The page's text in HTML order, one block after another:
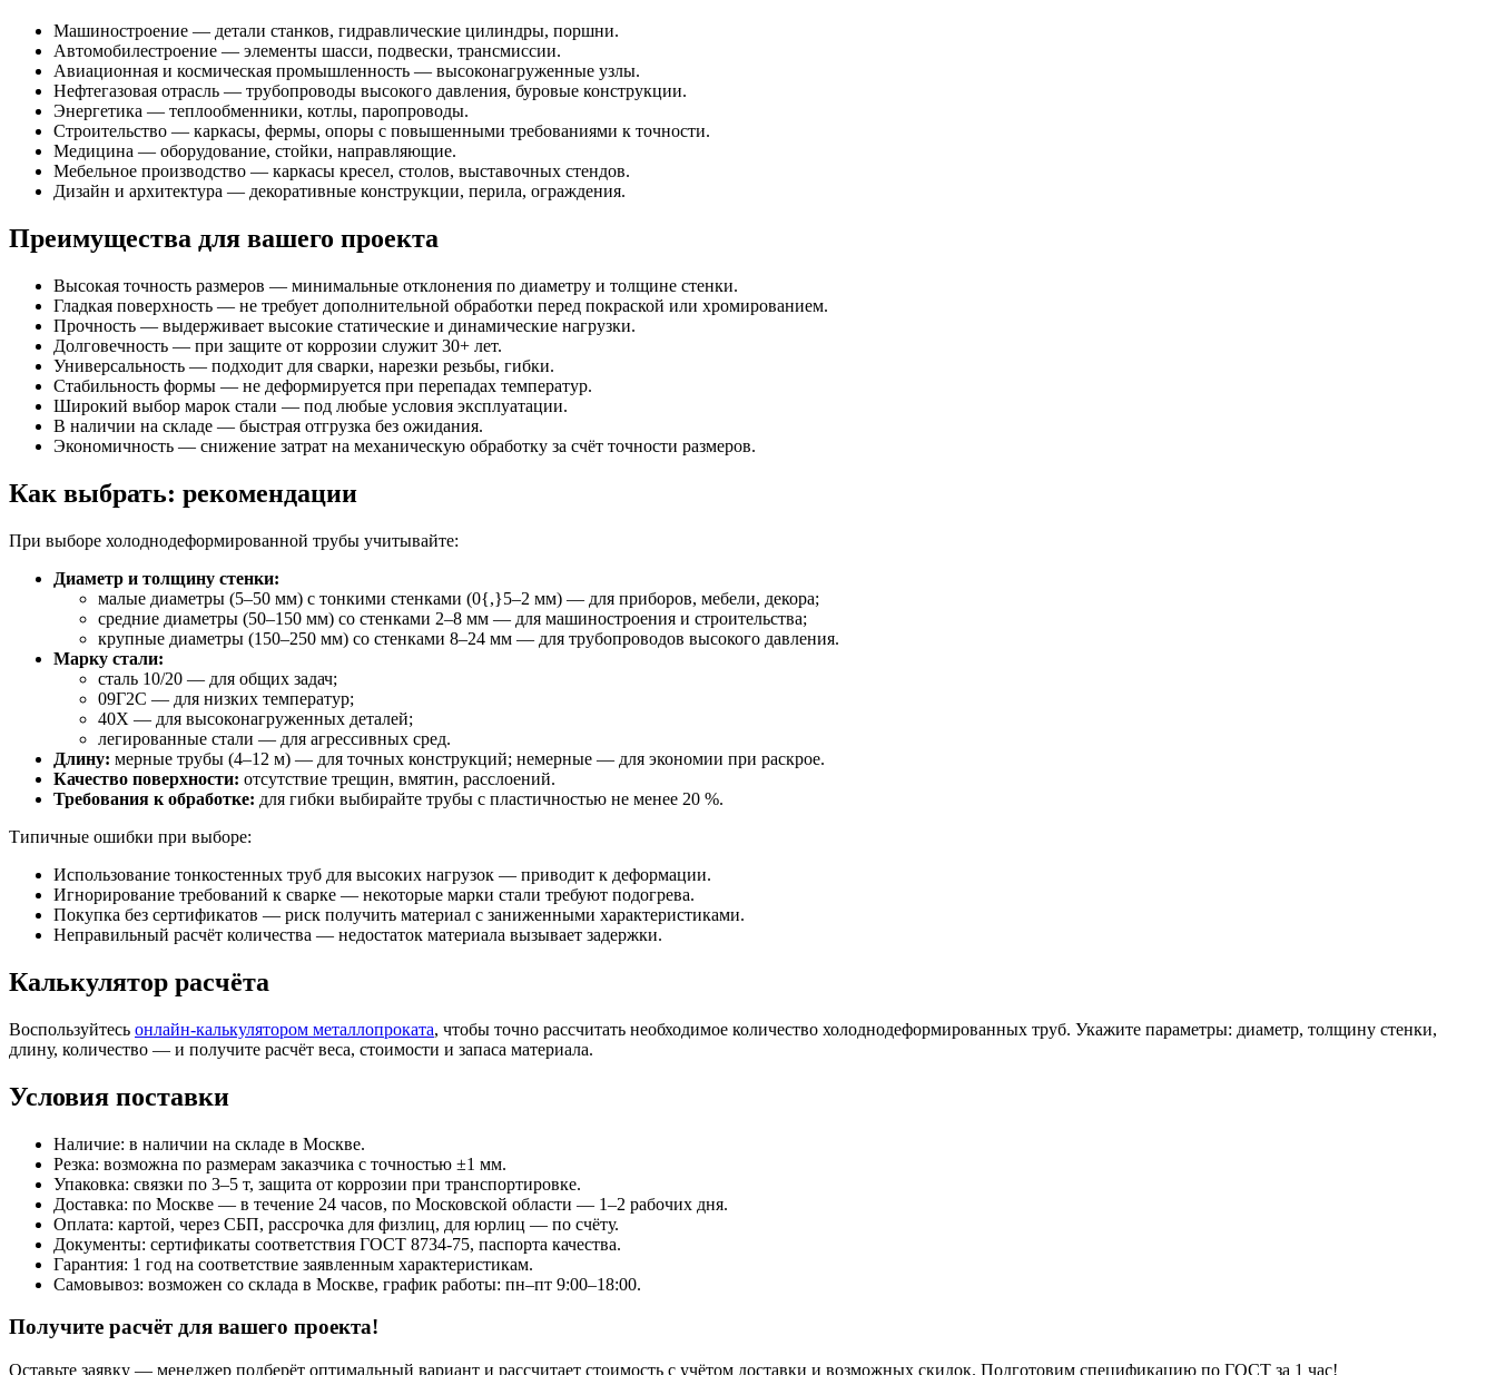
Машиностроение — детали станков, гидравлические цилиндры, поршни.
Автомобилестроение — элементы шасси, подвески, трансмиссии.
Авиационная и космическая промышленность — высоконагруженные узлы.
Нефтегазовая отрасль — трубопроводы высокого давления, буровые конструкции.
Энергетика — теплообменники, котлы, паропроводы.
Строительство — каркасы, фермы, опоры с повышенными требованиями к точности.
Медицина — оборудование, стойки, направляющие.
Мебельное производство — каркасы кресел, столов, выставочных стендов.
Дизайн и архитектура — декоративные конструкции, перила, ограждения.
Преимущества для вашего проекта
Высокая точность размеров — минимальные отклонения по диаметру и толщине стенки.
Гладкая поверхность — не требует дополнительной обработки перед покраской или хромированием.
Прочность — выдерживает высокие статические и динамические нагрузки.
Долговечность — при защите от коррозии служит 30+ лет.
Универсальность — подходит для сварки, нарезки резьбы, гибки.
Стабильность формы — не деформируется при перепадах температур.
Широкий выбор марок стали — под любые условия эксплуатации.
В наличии на складе — быстрая отгрузка без ожидания.
Экономичность — снижение затрат на механическую обработку за счёт точности размеров.
Как выбрать: рекомендации
При выборе холоднодеформированной трубы учитывайте:
Диаметр и толщину стенки:
малые диаметры (5–50 мм) с тонкими стенками (0{,}5–2 мм) — для приборов, мебели, декора;
средние диаметры (50–150 мм) со стенками 2–8 мм — для машиностроения и строительства;
крупные диаметры (150–250 мм) со стенками 8–24 мм — для трубопроводов высокого давления.
Марку стали:
сталь 10/20 — для общих задач;
09Г2С — для низких температур;
40Х — для высоконагруженных деталей;
легированные стали — для агрессивных сред.
Длину: мерные трубы (4–12 м) — для точных конструкций; немерные — для экономии при раскрое.
Качество поверхности: отсутствие трещин, вмятин, расслоений.
Требования к обработке: для гибки выбирайте трубы с пластичностью не менее 20 %.
Типичные ошибки при выборе:
Использование тонкостенных труб для высоких нагрузок — приводит к деформации.
Игнорирование требований к сварке — некоторые марки стали требуют подогрева.
Покупка без сертификатов — риск получить материал с заниженными характеристиками.
Неправильный расчёт количества — недостаток материала вызывает задержки.
Калькулятор расчёта
Воспользуйтесь онлайн‑калькулятором металлопроката, чтобы точно рассчитать необходимое количество холоднодеформированных труб. Укажите параметры: диаметр, толщину стенки,
длину, количество — и получите расчёт веса, стоимости и запаса материала.
Условия поставки
Наличие: в наличии на складе в Москве.
Резка: возможна по размерам заказчика с точностью ±1 мм.
Упаковка: связки по 3–5 т, защита от коррозии при транспортировке.
Доставка: по Москве — в течение 24 часов, по Московской области — 1–2 рабочих дня.
Оплата: картой, через СБП, рассрочка для физлиц, для юрлиц — по счёту.
Документы: сертификаты соответствия ГОСТ 8734‑75, паспорта качества.
Гарантия: 1 год на соответствие заявленным характеристикам.
Самовывоз: возможен со склада в Москве, график работы: пн–пт 9:00–18:00.
Получите расчёт для вашего проекта!
Оставьте заявку — менеджер подберёт оптимальный вариант и рассчитает стоимость с учётом доставки и возможных скидок. Подготовим спецификацию по ГОСТ за 1 час!